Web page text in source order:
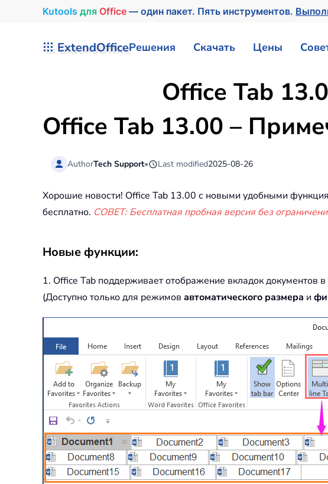
Kutools для Office— один пакет. Пять инструментов.
ExtendOfficeРешения Скачать Цены
Office Tab
Office Tab 13.00 –
AuthorTech Support• Last modified2025-08-26
Хорошие новости! Office Tab 13.00 с новыми удобными
бесплатно. СОВЕТ: Бесплатная пробная версия без
Новые функции:
1. Office Tab поддерживает отображение вкладок документов
(Доступно только для режимов автоматического размера и